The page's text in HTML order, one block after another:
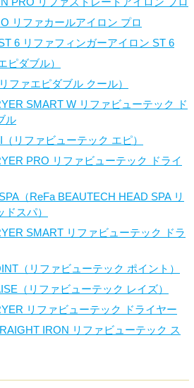
リファカールアイロン プロ
6 リファフィンガーアイロン ST 6
ピダブル）
ファエピダブル クール）
SMART W リファビューテック ド
ル
リファビューテック エピ）
PRO リファビューテック ドライ
（ReFa BEAUTECH HEAD SPA リ
スパ）
SMART リファビューテック ドラ
（リファビューテック ポイント）
（リファビューテック レイズ）
リファビューテック ドライヤー
IRON リファビューテック ス